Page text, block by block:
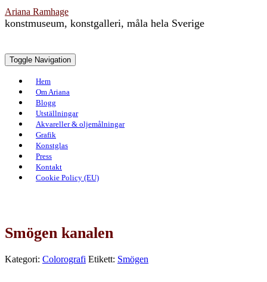
Ariana Ramhage
konstmuseum, konstgalleri, måla hela Sverige
Toggle Navigation
Hem
Om Ariana
Blogg
Utställningar
Akvareller & oljemålningar
Grafik
Konstglas
Press
Kontakt
Cookie Policy (EU)
Smögen kanalen
Kategori: Colorografi Etikett: Smögen